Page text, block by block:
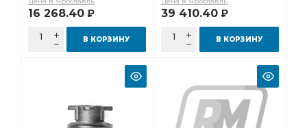
16 268.40 Р
В КОРЗИНУ
39 410.40 Р
В КОРЗИНУ